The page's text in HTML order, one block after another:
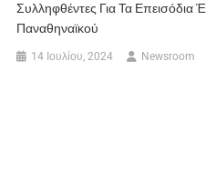
Συλληφθέντες Για Τα
Παναθηναϊκού
14 Ιουλίου, 2024 Newsroom